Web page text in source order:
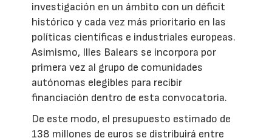
investigación en un ámbito con un déficit
histórico y cada vez más prioritario en las
políticas científicas e industriales europeas.
Asimismo, Illes Balears se incorpora por
primera vez al grupo de comunidades
autónomas elegibles para recibir
financiación dentro de esta convocatoria.
De este modo, el presupuesto estimado de
138 millones de euros se distribuirá entre